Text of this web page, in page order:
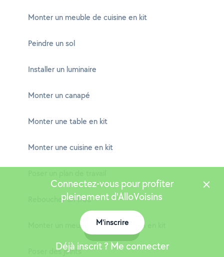
Monter un meuble de cuisine en kit
Peindre un sol
Installer un luminaire
Monter un canapé
Monter une table en kit
Monter une cuisine en kit
Reboucher un trou
Monter un meuble de salle de bain en kit
Poser des joints
Connectez-vous pour profiter
pleinement d'AlloVoisins
M'inscrire
Déjà inscrit ? Me connecter